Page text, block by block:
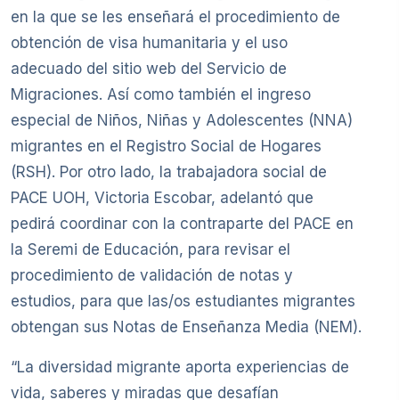
en la que se les enseñará el procedimiento de
obtención de visa humanitaria y el uso
adecuado del sitio web del Servicio de
Migraciones. Así como también el ingreso
especial de Niños, Niñas y Adolescentes (NNA)
migrantes en el Registro Social de Hogares
(RSH). Por otro lado, la trabajadora social de
PACE UOH, Victoria Escobar, adelantó que
pedirá coordinar con la contraparte del PACE en
la Seremi de Educación, para revisar el
procedimiento de validación de notas y
estudios, para que las/os estudiantes migrantes
obtengan sus Notas de Enseñanza Media (NEM).
“La diversidad migrante aporta experiencias de
vida, saberes y miradas que desafían